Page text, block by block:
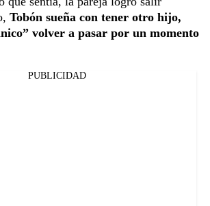
Tobón sueña con tener otro hijo,
volver a pasar por un momento
PUBLICIDAD